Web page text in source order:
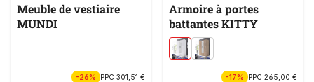
Meuble de vestiaire
MUNDI
-26% PPC 301,51 €
Armoire à portes
battantes KITTY
-17% PPC265,00 €